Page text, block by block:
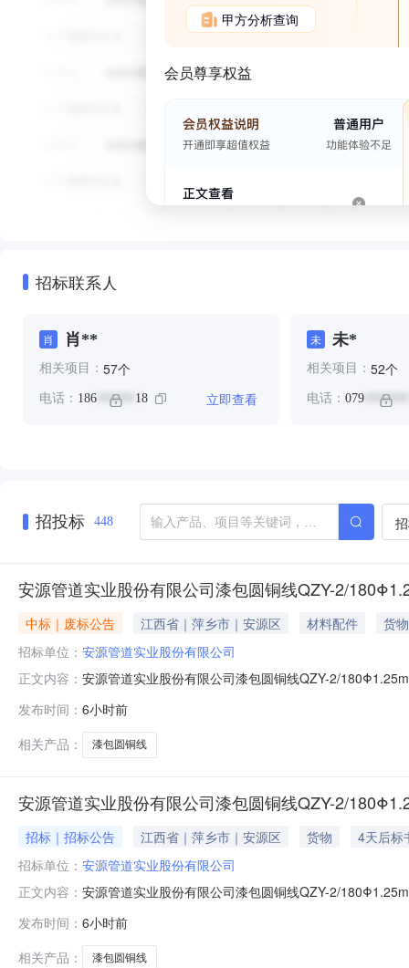
甲方分析查询
会员尊享权益
招标联系人
肖 肖**
相关项目： 57个
电话： 186 ****** 18 立即查看
未 未*
相关项目： 52个
电话： 079*******
招投标 448
安源管道实业股份有限公司漆包圆铜线QZY-2/
中标｜废标公告 江西省｜萍乡市｜安源区 材料配件
货物
招标单位： 安源管道实业股份有限公司
正文内容： 安源管道实业股份有限公司漆包圆铜线QZY-2/
发布时间： 6小时前
相关产品：
漆包圆铜线
安源管道实业股份有限公司漆包圆铜线QZY-2/
招标｜招标公告 江西省｜萍乡市｜安源区 货物
4天后标
招标单位： 安源管道实业股份有限公司
正文内容： 安源管道实业股份有限公司漆包圆铜线QZY-2/
址：http://ep.jxic.com/)或江西省国有企业采购交易服务
发布时间： 6小时前
相关产品：
漆包圆铜线